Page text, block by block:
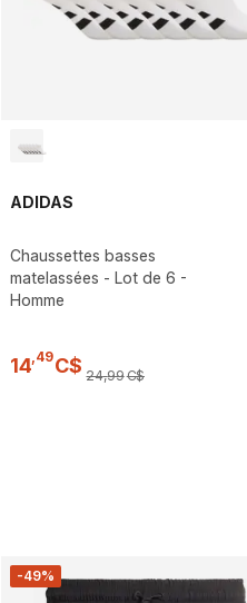
ADIDAS
Chaussettes basses
matelassées - Lot de 6 -
Homme
14 49C$ 24,99C$
-49%